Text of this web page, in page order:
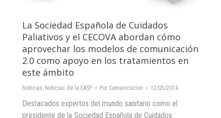
La Sociedad Española de Cuidados
Paliativos y el CECOVA abordan cómo
aprovechar los modelos de comunicación
2.0 como apoyo en los tratamientos en
este ámbito
Noticias, Noticias de la EASP Por Comunicacion 12/05/2014
Destacados expertos del mundo sanitario como el
presidente de la Sociedad Española de Cuidados